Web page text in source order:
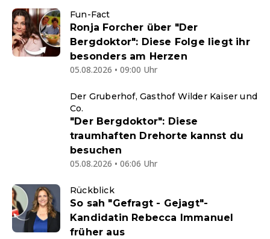
Fun-Fact
Ronja Forcher über "Der
Bergdoktor": Diese Folge liegt ihr
besonders am Herzen
05.08.2026 • 09:00 Uhr
Der Gruberhof, Gasthof Wilder Kaiser und
Co.
"Der Bergdoktor": Diese
traumhaften Drehorte kannst du
besuchen
05.08.2026 • 06:06 Uhr
Rückblick
So sah "Gefragt - Gejagt"-
Kandidatin Rebecca Immanuel
früher aus